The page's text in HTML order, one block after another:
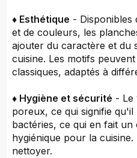
♦ Esthétique - Disponibles
et de couleurs, les
ajouter du caractère et du
cuisine. Les motifs
classiques, adaptés à
♦ Hygiène et sécurité - Le
poreux, ce qui signifie
bactéries, ce qui en fait
hygiénique pour la
nettoyer.